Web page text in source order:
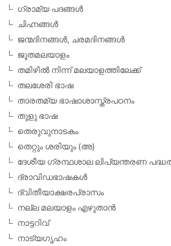
ഗ്രാമ്യ പദങ്ങള്‍
ചിഹ്നങ്ങള്‍
ജന്മദിനങ്ങള്‍, ചരമദിനങ്ങള്‍
ജൂതമലയാളം
തമിഴില്‍ നിന്ന് മലയാളത്തിലേക്ക്
തലശേരി ഭാഷ
താരതമ്യ ഭാഷാശാസ്ത്രപഠനം
തുളു ഭാഷ
തെരുവുനാടകം
തെറ്റും ശരിയും (അ)
ദേശീയ ഗ്രന്ഥശാല ലിപ്യന്തരണ
ദ്രാവിഡഭാഷകള്‍
ദ്വിതീയാക്ഷരപ്രാസം
നല്ല മലയാളം എഴുതാന്‍
നാട്ടറിവ്
നാട്യഗൃഹം